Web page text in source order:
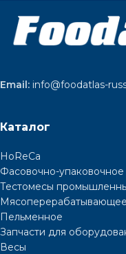
Email: info@foodatlas-
Каталог
HoReCa
Фасовочно-упаковочное
Тестомесы
Мясоперерабатывающее
Пельменное
Запчасти для
Весы